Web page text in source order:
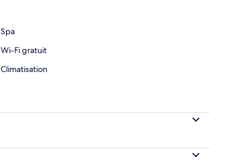
Spa
Wi-Fi gratuit
Climatisation